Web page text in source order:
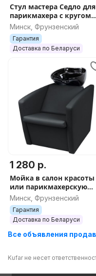
Стул мастера Седло для
парикмахера с кругом
под ноги
Минск, Фрунзенский
Гарантия
Доставка по Беларуси
1 280 р.
Мойка в салон красоты
или парикмахерскую
Модена с раковиной
черной
Минск, Фрунзенский
Гарантия
Доставка по Беларуси
Все объявления
Kufar не несет